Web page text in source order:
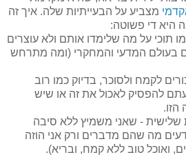
מצביע על הבעייתיות שלה. איך זה
היא די פשוטה:
תוכי על מה שלימדו אותם ולא עוצרים
בעולם המדעי והמחקרי (ומה מתרחש
לקמח ולסוכר, בדיוק כמו רוב
להפסיק לאכול את זה או שיש
שלישית - שאני משמיץ ללא סיבה
מה שהם מדברים ורק אני הוזה
ואוכל טוב ללא קמח, ובריא).